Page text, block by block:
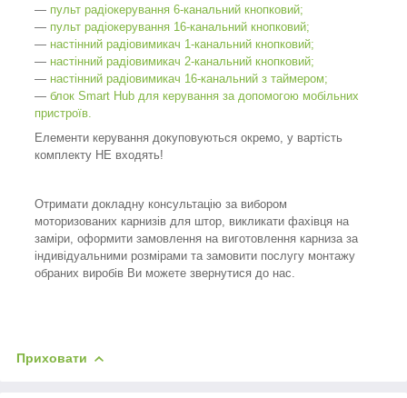
― пульт радіокерування 6-канальний кнопковий;
― пульт радіокерування 16-канальний кнопковий;
― настінний радіовимикач 1-канальний кнопковий;
― настінний радіовимикач 2-канальний кнопковий;
― настінний радіовимикач 16-канальний з таймером;
― блок Smart Hub для керування за допомогою мобільних
пристроїв.
Елементи керування докуповуються окремо, у вартість
комплекту НЕ входять!
Отримати докладну консультацію за вибором
моторизованих карнизів для штор, викликати фахівця на
заміри, оформити замовлення на виготовлення карниза за
індивідуальними розмірами та замовити послугу монтажу
обраних виробів Ви можете звернутися до нас.
Приховати